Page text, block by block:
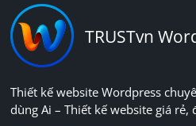
TRUSTvn
Thiết kế website Wordpress
dùng Ai – Thiết kế website giá rẻ,